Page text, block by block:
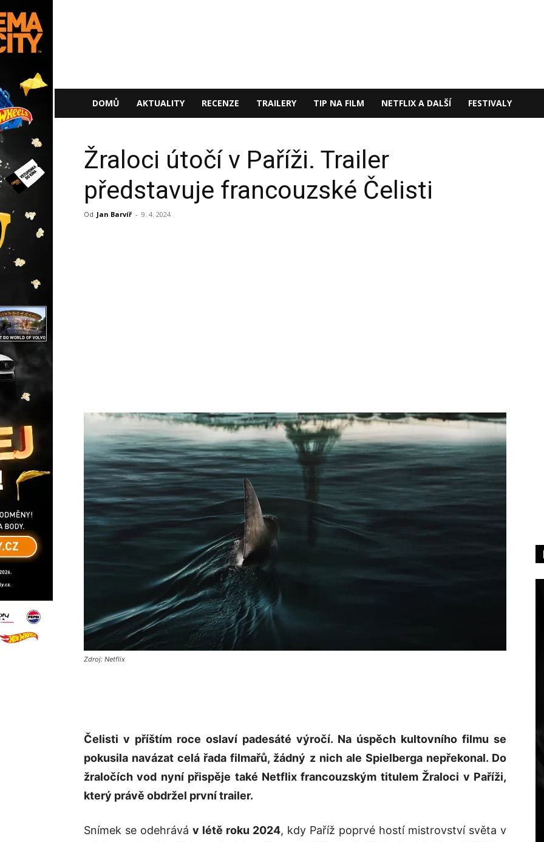
DOMŮ AKTUALITY RECENZE TRAILERY TIP NA FILM NETFLIX A DALŠÍ FESTIVALY
Žraloci útočí v Paříži. Trailer
představuje francouzské Čelisti
Od Jan Barvíř - 9. 4. 2024
Zdroj: Netflix
Čelisti v příštím roce oslaví padesáté výročí. Na úspěch kultovního filmu se
pokusila navázat celá řada filmařů, žádný z nich ale Spielberga nepřekonal. Do
žraločích vod nyní přispěje také Netflix francouzským titulem Žraloci v Paříži,
který právě obdržel první trailer.
Snímek se odehrává v létě roku 2024, kdy Paříž poprvé hostí mistrovství světa v